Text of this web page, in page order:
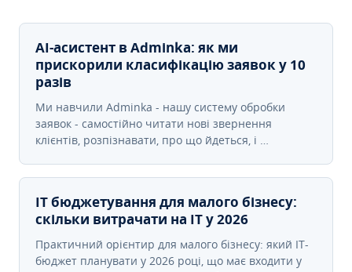
AI-асистент в Adminka: як ми
прискорили класифікацію заявок у 10
разів
Ми навчили Adminka - нашу систему обробки
заявок - самостійно читати нові звернення
клієнтів, розпізнавати, про що йдеться, і …
IT бюджетування для малого бізнесу:
скільки витрачати на IT у 2026
Практичний орієнтир для малого бізнесу: який IT-
бюджет планувати у 2026 році, що має входити у